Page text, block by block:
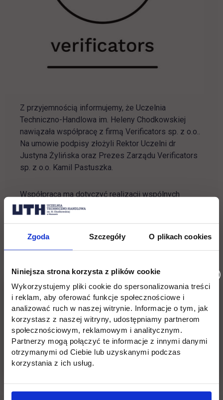
Zgoda Szczegóły O plikach cookies
Niniejsza strona korzysta z plików cookie
Wykorzystujemy pliki cookie do spersonalizowania treści
i reklam, aby oferować funkcje społecznościowe i
analizować ruch w naszej witrynie. Informacje o tym, jak
korzystasz z naszej witryny, udostępniamy partnerom
społecznościowym, reklamowym i analitycznym.
Partnerzy mogą połączyć te informacje z innymi danymi
otrzymanymi od Ciebie lub uzyskanymi podczas
korzystania z ich usług.
Z przyjemnością informujemy, że Uczelnia
Techniczno-Handlowa im. Heleny Chodkowskiej
nawiązała współpracę z firmą Verificators sp. z o.o..
Na umowie podpisy złożyli Rektor Uczelni dr
Justyna Żylińska oraz Prezes Zarządu Verificators
sp. z o.o. Kamil Pastuszka.
Współpraca ma dotyczyć realizacjiwspólnych
działań na rzecz rozwoju studentów i przygotowaniu
ich do wejścia na rynek pracy, poprzez wymianę
strony porozumienia będą współpracowały m.in.w
zakresie wydarzeń, wykładów oraz praktyk.
śledcze w zakresie ochrony prowadzonej
działalności gospodarczej oraz weryfikacji informacji
biznesowych.